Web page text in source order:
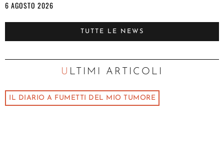
6 AGOSTO 2026
TUTTE LE NEWS
ULTIMI ARTICOLI
IL DIARIO A FUMETTI DEL MIO TUMORE